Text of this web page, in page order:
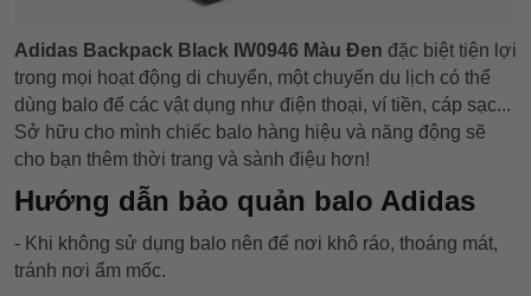
Adidas Backpack Black IW0946 Màu Đen đặc biệt tiện lợi
trong mọi hoạt động di chuyển, một chuyến du lịch có thể
dùng balo để các vật dụng như điện thoại, ví tiền, cáp sạc...
Sở hữu cho mình chiếc balo hàng hiệu và năng động sẽ
cho bạn thêm thời trang và sành điệu hơn!
Hướng dẫn bảo quản balo Adidas
- Khi không sử dụng balo nên để nơi khô ráo, thoáng mát,
tránh nơi ẩm mốc.